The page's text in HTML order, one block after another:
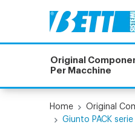
Original
Per Macchine
Home Original
Giunto PACK